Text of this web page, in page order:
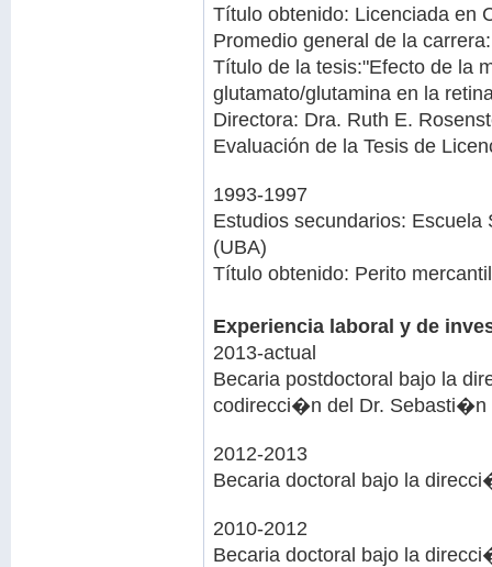
Título obtenido: Licenciada en
Promedio general de la
Título de la tesis:"Efecto de la
glutamato/glutamina en la
Directora: Dra. Ruth E.
Evaluación de la Tesis de
1993-1997
Estudios secundarios:
(UBA)
Título obtenido: Perito mercantil
Experiencia laboral y de
2013-actual
Becaria postdoctoral bajo la
codirecci�n del Dr. Sebasti�n
2012-2013
Becaria doctoral bajo la
2010-2012
Becaria doctoral bajo la